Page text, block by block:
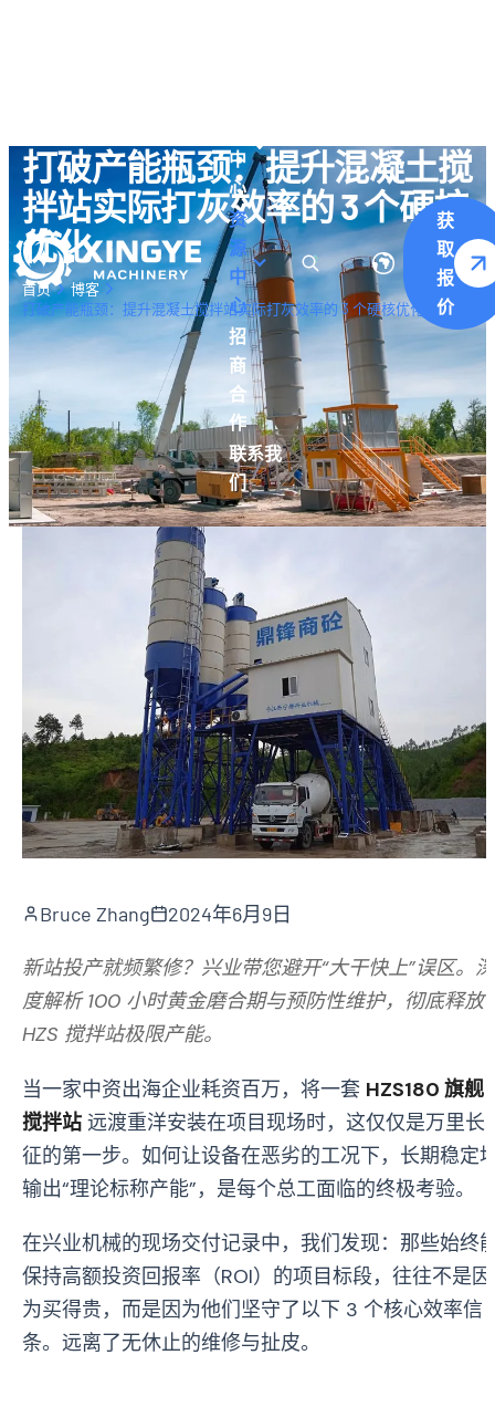
中
心
资
源
中
心
招
商
合
作
联系我
们
获
取
报
价
打破产能瓶颈：提升混凝土搅
拌站实际打灰效率的 3 个硬核
优化
首页
博客
打破产能瓶颈：提升混凝土搅拌站实际打灰效率的 3 个硬核优化
Bruce Zhang 2024年6月9日
新站投产就频繁修？兴业带您避开“大干快上”误区。深
度解析 100 小时黄金磨合期与预防性维护，彻底释放
HZS 搅拌站极限产能。
当一家中资出海企业耗资百万，将一套 HZS180 旗舰
搅拌站 远渡重洋安装在项目现场时，这仅仅是万里长
征的第一步。如何让设备在恶劣的工况下，长期稳定
输出“理论标称产能”，是每个总工面临的终极考验。
在兴业机械的现场交付记录中，我们发现：那些始终
保持高额投资回报率（ROI）的项目标段，往往不是因
为买得贵，而是因为他们坚守了以下 3 个核心效率信
条。远离了无休止的维修与扯皮。